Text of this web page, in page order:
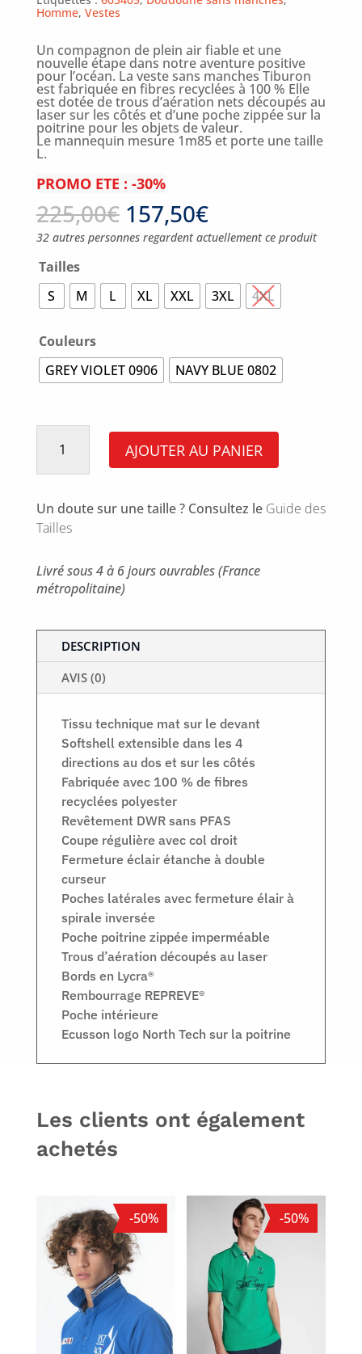
Homme, Vestes
Un compagnon de plein air fiable et une
nouvelle étape dans notre aventure positive
pour l’océan. La veste sans manches Tiburon
est fabriquée en fibres recyclées à 100 % Elle
est dotée de trous d’aération nets découpés au
laser sur les côtés et d’une poche zippée sur la
poitrine pour les objets de valeur.
Le mannequin mesure 1m85 et porte une taille
L.
PROMO ETE : -30%
225,00€ 157,50€
32 autres personnes regardent actuellement ce produit
Tailles
S
M L XL XXL 3XL 4XL
Couleurs
GREY VIOLET 0906
NAVY BLUE 0802
quantité
TIBURON AJOUTER AU PANIER
Un doute sur une taille ? Consultez le Guide des
Tailles
Livré sous 4 à 6 jours ouvrables (France
métropolitaine)
DESCRIPTION
AVIS (0)
Tissu technique mat sur le devant
Softshell extensible dans les 4
directions au dos et sur les côtés
Fabriquée avec 100 % de fibres
recyclées polyester
Revêtement DWR sans PFAS
Coupe régulière avec col droit
Fermeture éclair étanche à double
curseur
Poches latérales avec fermeture élair à
spirale inversée
Poche poitrine zippée imperméable
Trous d’aération découpés au laser
Bords en Lycra®
Rembourrage REPREVE®
Poche intérieure
Ecusson logo North Tech sur la poitrine
Les clients ont également
achetés
-50% -50%